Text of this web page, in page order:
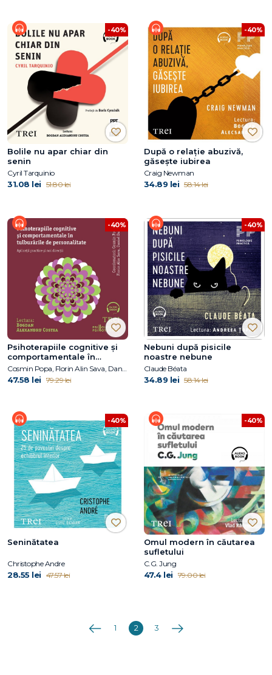
-40%
Bolile nu apar chiar din
senin
Cyril Tarquinio
31.08 lei 51.80 lei
-40%
După o relație abuzivă,
găsește iubirea
Craig Newman
34.89 lei 58.14 lei
-40%
Psihoterapiile cognitive și
comportamentale în
tulburările de personalitate.
Aplicații practice și noi
direcții
47.58 lei 79.29 lei
-40%
Nebuni după pisicile
noastre nebune
Claude Béata
34.89 lei 58.14 lei
-40%
Seninătatea
Christophe Andre
28.55 lei 47.57 lei
-40%
Omul modern în căutarea
sufletului
C.G. Jung
47.4 lei 79.00 lei
Anterioara
1 2 3 Următoarea